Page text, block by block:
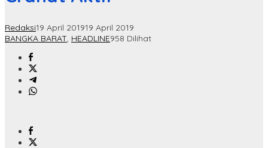
Redaksi19 April 201919 April 2019
BANGKA BARAT, HEADLINE958 Dilihat